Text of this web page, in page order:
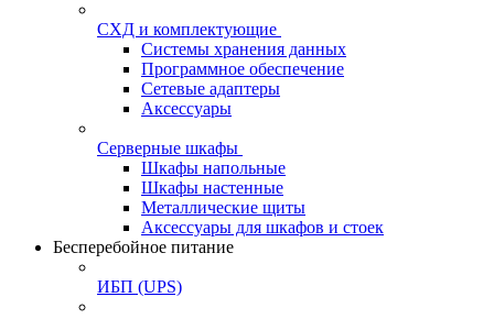
СХД и комплектующие
Системы хранения данных
Программное обеспечение
Сетевые адаптеры
Аксессуары
Серверные шкафы
Шкафы напольные
Шкафы настенные
Металлические щиты
Аксессуары для шкафов и стоек
Бесперебойное питание
ИБП (UPS)